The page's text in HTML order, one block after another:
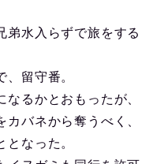
弟水入らずで旅をする
、留守番。
るかとおもったが、
バネから奪うべく、
なった。